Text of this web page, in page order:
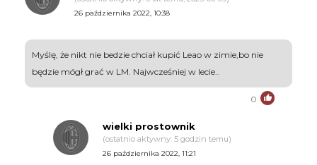
26 października 2022, 10:38
Myślę, że nikt nie bedzie chciał kupić Leao w zimie,bo nie
będzie mógł grać w LM. Najwcześniej w lecie..
0
wielki prostownik
(ostatnio aktywny: 5 godzin temu)
26 października 2022, 11:21